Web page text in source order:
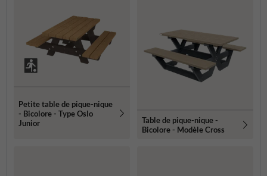
Petite table de pique-nique
- Bicolore - Type Oslo
Junior
Table de pique-nique -
Bicolore - Modèle Cross